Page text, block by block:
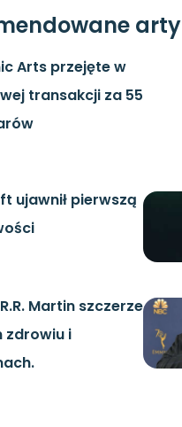
Arts przejęte w
transakcji za 55
ujawnił pierwszą
Martin szczerze
zdrowiu i